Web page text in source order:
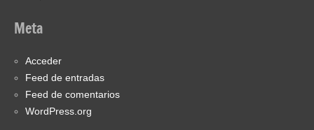
Meta
Acceder
Feed de entradas
Feed de comentarios
WordPress.org